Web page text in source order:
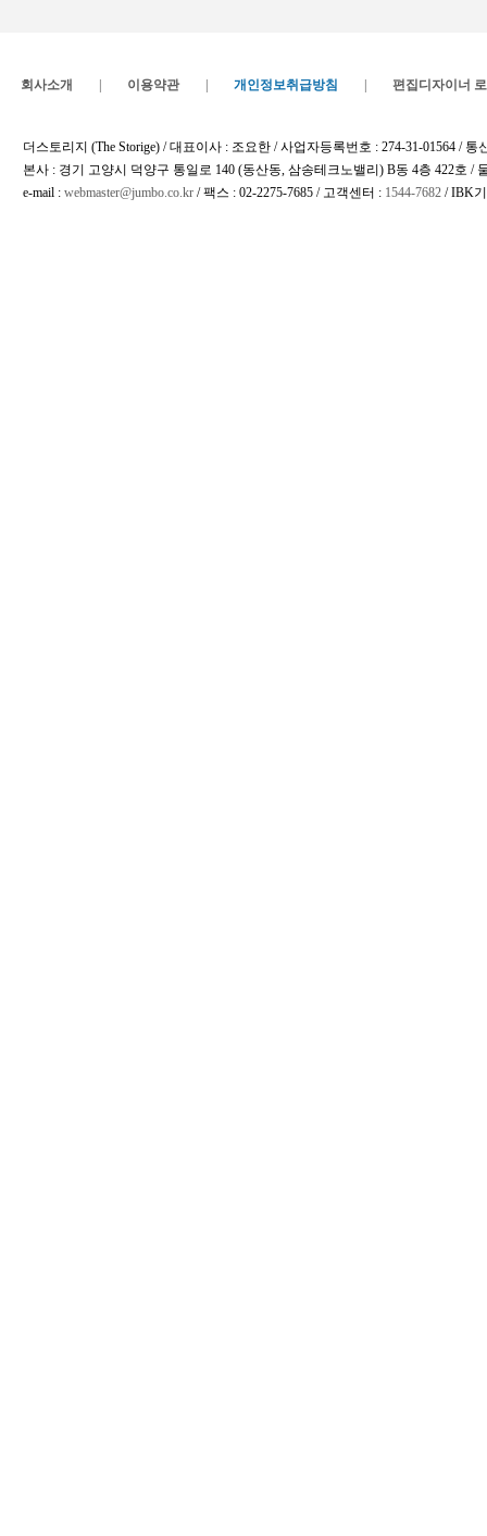
회사소개 이용약관 개인정보취급방침 편집디자이너
더스토리지 (The Storige) / 대표이사 : 조요한 / 사업자등록번호 : 274-31-01564 /
본사 : 경기 고양시 덕양구 통일로 140 (동산동, 삼송테크노밸리) B동 4층 422호
e-mail : webmaster@jumbo.co.kr / 팩스 : 02-2275-7685 / 고객센터 : 1544-7682 / IBK